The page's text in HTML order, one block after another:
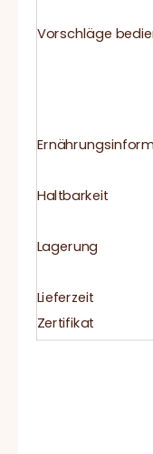
Vorschläge
Haltbarkeit
Lagerung
Lieferzeit
Zertifikat